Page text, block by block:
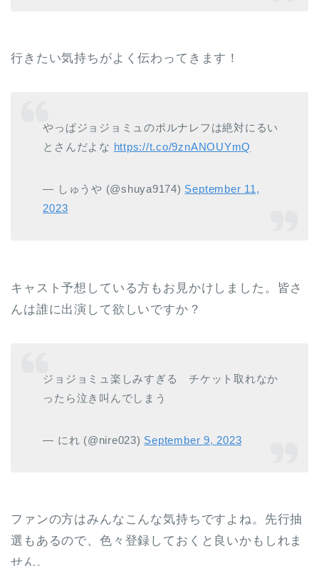
行きたい気持ちがよく伝わってきます！
やっぱジョジョミュのポルナレフは絶対にるい
とさんだよな https://t.co/9znANOUYmQ
— しゅうや (@shuya9174) September 11,
2023
キャスト予想している方もお見かけしました。皆さ
んは誰に出演して欲しいですか？
ジョジョミュ楽しみすぎる チケット取れなか
ったら泣き叫んでしまう
— にれ (@nire023) September 9, 2023
ファンの方はみんなこんな気持ちですよね。先行抽
選もあるので、色々登録しておくと良いかもしれま
せん。